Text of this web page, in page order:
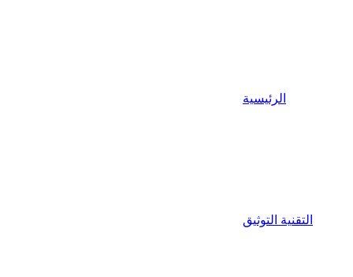
الرئيسية
التقنية التوثيق